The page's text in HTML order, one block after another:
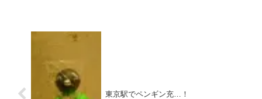
東京駅でペンギン充…！